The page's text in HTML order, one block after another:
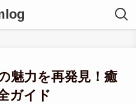
魅力を再発見！癒
ガイド